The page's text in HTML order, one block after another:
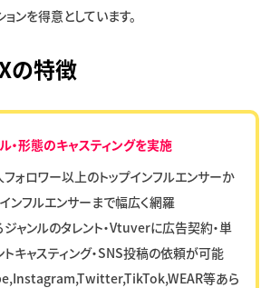
ンを得意としています。
特徴
・形態のキャスティングを実施
ォロワー以上のトップインフルエンサーか
インフルエンサーまで幅広く網羅
ジャンルのタレント・Vtuverに広告契約・単
キャスティング・SNS投稿の依頼が可能
等あら